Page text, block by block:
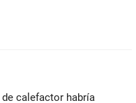
calefactor habría